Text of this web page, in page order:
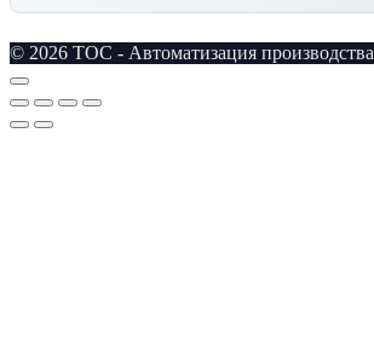
© 2026 TOC - Автоматизация производства